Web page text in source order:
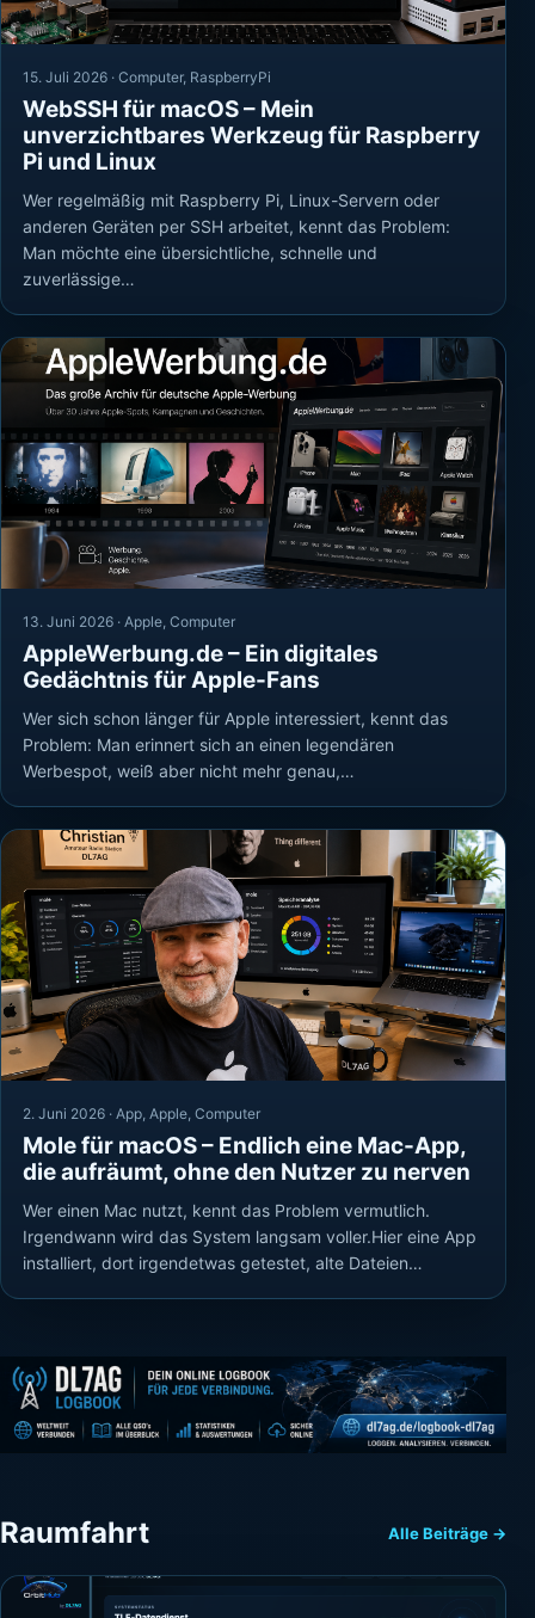
15. Juli 2026 · Computer, RaspberryPi
WebSSH für macOS – Mein
unverzichtbares Werkzeug für Raspberry
Pi und Linux
Wer regelmäßig mit Raspberry Pi, Linux-Servern oder
anderen Geräten per SSH arbeitet, kennt das Problem:
Man möchte eine übersichtliche, schnelle und
zuverlässige…
13. Juni 2026 · Apple, Computer
AppleWerbung.de – Ein digitales
Gedächtnis für Apple-Fans
Wer sich schon länger für Apple interessiert, kennt das
Problem: Man erinnert sich an einen legendären
Werbespot, weiß aber nicht mehr genau,…
2. Juni 2026 · App, Apple, Computer
Mole für macOS – Endlich eine Mac-App,
die aufräumt, ohne den Nutzer zu nerven
Wer einen Mac nutzt, kennt das Problem vermutlich.
Irgendwann wird das System langsam voller.Hier eine App
installiert, dort irgendetwas getestet, alte Dateien…
Raumfahrt Alle Beiträge →